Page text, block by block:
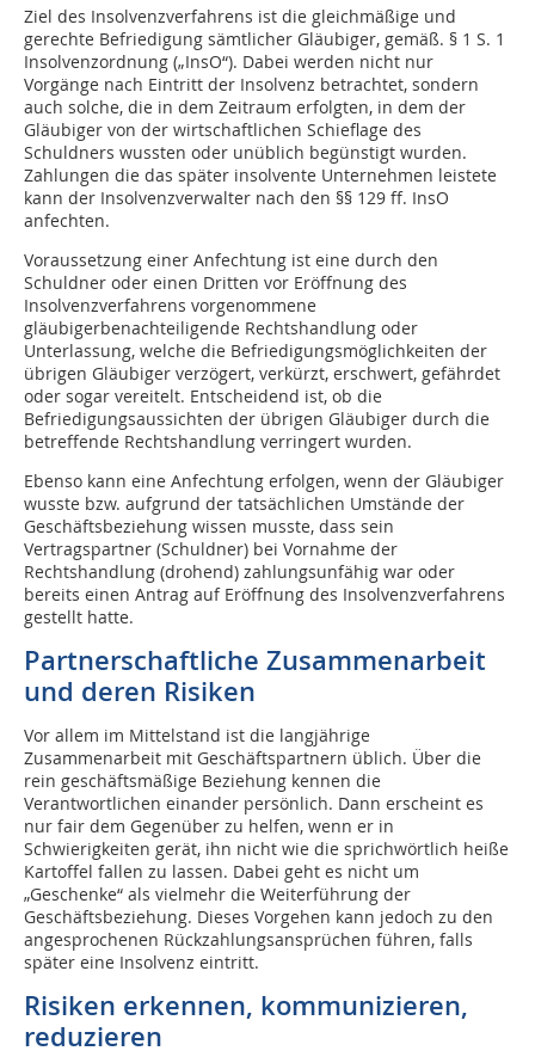
Ziel des Insolvenzverfahrens ist die gleichmäßige und
gerechte Befriedigung sämtlicher Gläubiger, gemäß. § 1 S. 1
Insolvenzordnung („InsO“). Dabei werden nicht nur
Vorgänge nach Eintritt der Insolvenz betrachtet, sondern
auch solche, die in dem Zeitraum erfolgten, in dem der
Gläubiger von der wirtschaftlichen Schieflage des
Schuldners wussten oder unüblich begünstigt wurden.
Zahlungen die das später insolvente Unternehmen leistete
kann der Insolvenzverwalter nach den §§ 129 ff. InsO
anfechten.
Voraussetzung einer Anfechtung ist eine durch den
Schuldner oder einen Dritten vor Eröffnung des
Insolvenzverfahrens vorgenommene
gläubigerbenachteiligende Rechtshandlung oder
Unterlassung, welche die Befriedigungsmöglichkeiten der
übrigen Gläubiger verzögert, verkürzt, erschwert, gefährdet
oder sogar vereitelt. Entscheidend ist, ob die
Befriedigungsaussichten der übrigen Gläubiger durch die
betreffende Rechtshandlung verringert wurden.
Ebenso kann eine Anfechtung erfolgen, wenn der Gläubiger
wusste bzw. aufgrund der tatsächlichen Umstände der
Geschäftsbeziehung wissen musste, dass sein
Vertragspartner (Schuldner) bei Vornahme der
Rechtshandlung (drohend) zahlungsunfähig war oder
bereits einen Antrag auf Eröffnung des Insolvenzverfahrens
gestellt hatte.
Partnerschaftliche Zusammenarbeit
und deren Risiken
Vor allem im Mittelstand ist die langjährige
Zusammenarbeit mit Geschäftspartnern üblich. Über die
rein geschäftsmäßige Beziehung kennen die
Verantwortlichen einander persönlich. Dann erscheint es
nur fair dem Gegenüber zu helfen, wenn er in
Schwierigkeiten gerät, ihn nicht wie die sprichwörtlich heiße
Kartoffel fallen zu lassen. Dabei geht es nicht um
„Geschenke“ als vielmehr die Weiterführung der
Geschäftsbeziehung. Dieses Vorgehen kann jedoch zu den
angesprochenen Rückzahlungsansprüchen führen, falls
später eine Insolvenz eintritt.
Risiken erkennen, kommunizieren,
reduzieren